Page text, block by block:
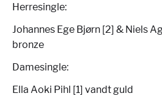
Herresingle:
Johannes Ege Bjørn [2] & Niels
bronze
Damesingle:
Ella Aoki Pihl [1] vandt guld